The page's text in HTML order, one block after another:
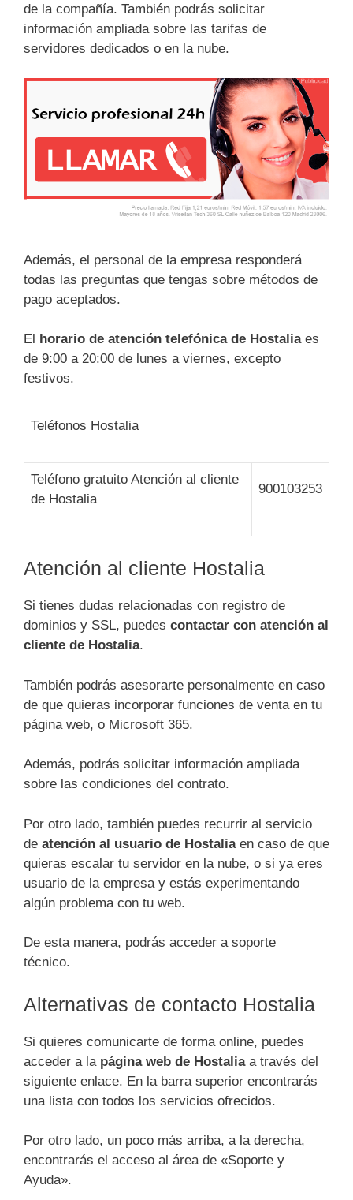
de la compañía. También podrás solicitar
información ampliada sobre las tarifas de
servidores dedicados o en la nube.
Además, el personal de la empresa responderá
todas las preguntas que tengas sobre métodos de
pago aceptados.
El horario de atención telefónica de Hostaliaes
de 9:00 a 20:00 de lunes a viernes, excepto
festivos.
Teléfonos Hostalia
Teléfono gratuito Atención al cliente
de Hostalia
900103253
Atención al cliente Hostalia
Si tienes dudas relacionadas con registro de
dominios y SSL, puedes contactar con atención al
cliente de Hostalia.
También podrás asesorarte personalmente en caso
de que quieras incorporar funciones de venta en tu
página web, o Microsoft 365.
Además, podrás solicitar información ampliada
sobre las condiciones del contrato.
Por otro lado, también puedes recurrir al servicio
de atención al usuario de Hostaliaen caso de que
quieras escalar tu servidor en la nube, o si ya eres
usuario de la empresa y estás experimentando
algún problema con tu web.
De esta manera, podrás acceder a soporte
técnico.
Alternativas de contacto Hostalia
Si quieres comunicarte de forma online, puedes
acceder a lapágina web de Hostaliaa través del
siguiente enlace. En la barra superior encontrarás
una lista con todos los servicios ofrecidos.
Por otro lado, un poco más arriba, a la derecha,
encontrarás el acceso al área de «Soporte y
Ayuda».